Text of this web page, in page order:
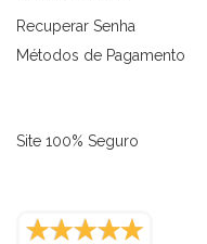
Recuperar Senha
Métodos de Pagamento
Site 100% Seguro